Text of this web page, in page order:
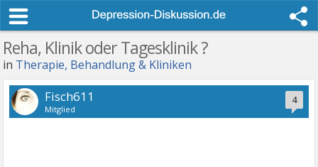
Reha, Klinik oder Tagesklinik ?
in Therapie, Behandlung & Kliniken
4
Fisch611
Mitglied